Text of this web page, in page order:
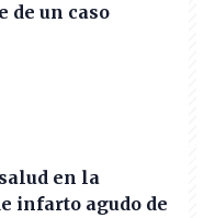
de un caso
en la
infarto agudo de